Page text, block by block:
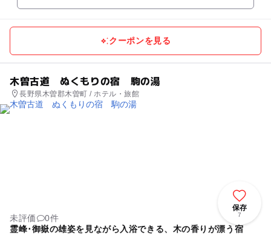
クーポンを見る
木曽古道 ぬくもりの宿 駒の湯
長野県木曽郡木曽町 / ホテル・旅館
保存
7
未評価
0件
霊峰･御嶽の雄姿を見ながら入浴できる、木の香りが漂う宿